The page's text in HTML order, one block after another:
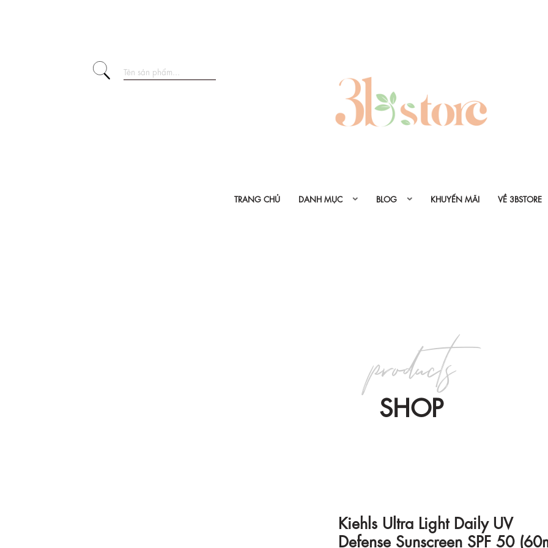
TRANG CHỦ DANH MỤC BLOG KHUYẾN MÃI VỀ 3BSTORE
SHOP
products
Kiehls Ultra Light Daily UV
Defense Sunscreen SPF 50